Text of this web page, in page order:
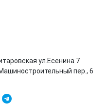
ул.Есенина 7
пер., 6